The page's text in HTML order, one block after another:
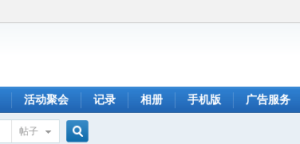
活动聚会 记录 相册 手机版 广告服务
帖子